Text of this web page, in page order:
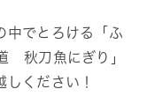
中でとろける「ふ
秋刀魚にぎり」
ください！